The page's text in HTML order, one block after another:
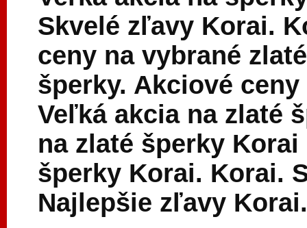
Skvelé zľavy Korai.
ceny na vybrané
šperky. Akciové
Veľká akcia na zlaté
na zlaté šperky
šperky Korai. Korai.
Najlepšie zľavy